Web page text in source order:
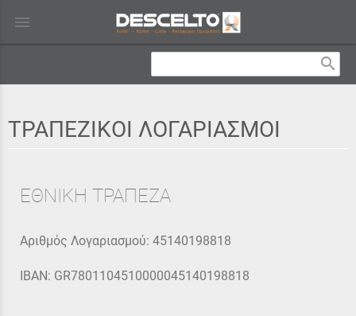
menu
search
ΤΡΑΠΕΖΙΚΟΙ ΛΟΓΑΡΙΑΣΜΟΙ
ΕΘΝΙΚΗ ΤΡΑΠΕΖΑ
Αριθμός Λογαριασμού: 45140198818
IBAN: GR7801104510000045140198818